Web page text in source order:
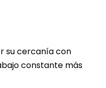
su cercanía con
constante más